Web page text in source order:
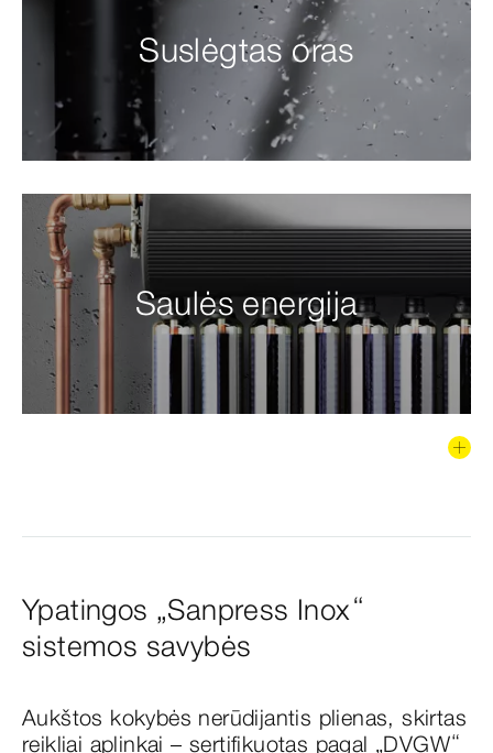
Suslėgtas oras
Saulės energija
Ypatingos „Sanpress Inox“
sistemos savybės
Aukštos kokybės nerūdijantis plienas, skirtas
reikliai aplinkai – sertifikuotas pagal „DVGW“